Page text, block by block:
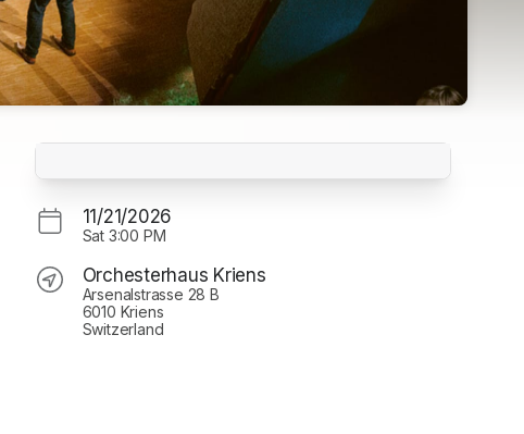
Trampeltreu»
Orchesterhaus Kriens
11/21/2026
Sat 3:00 PM
Orchesterhaus Kriens
Arsenalstrasse 28 B
6010 Kriens
Switzerland